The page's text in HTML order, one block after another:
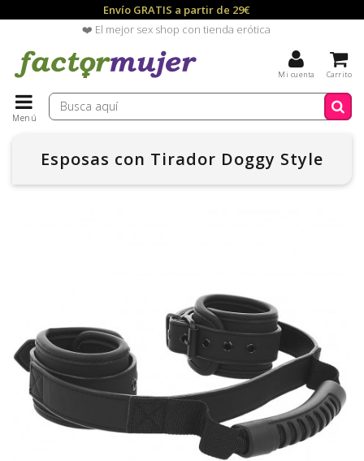
Envío GRATIS a partir de 29€
❤️ El mejor sex shop con tienda erótica
Carrito
Mi cuenta
Menú
Esposas con Tirador Doggy Style